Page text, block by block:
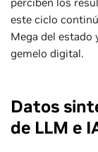
este ciclo
Mega del estado
gemelo digital.
Datos
de LLM e